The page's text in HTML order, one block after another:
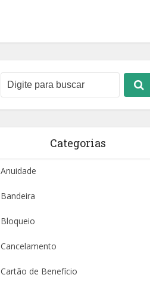
Categorias
Anuidade
Bandeira
Bloqueio
Cancelamento
Cartão de Benefício